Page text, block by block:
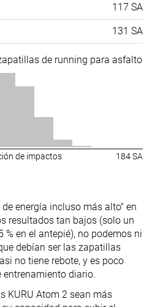
117 SA
131 SA
de running para asfalto
de impactos 184 SA
energía incluso más alto" en
resultados tan bajos (solo un
% en el antepié), no podemos ni
debían ser las zapatillas
no tiene rebote, y es poco
diario.
KURU Atom 2 sean más